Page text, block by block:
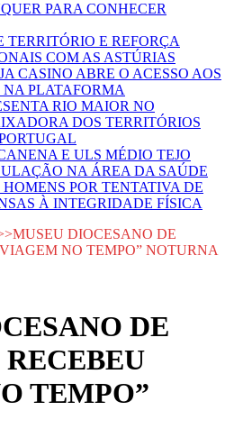
PARA CONHECER
TERRITÓRIO E REFORÇA
COM AS ASTÚRIAS
CASINO ABRE O ACESSO AOS
NA PLATAFORMA
RIO MAIOR NO
DOS TERRITÓRIOS
E ULS MÉDIO TEJO
NA ÁREA DA SAÚDE
POR TENTATIVA DE
À INTEGRIDADE FÍSICA
MUSEU DIOCESANO DE
NO TEMPO” NOTURNA
DE
TEMPO”